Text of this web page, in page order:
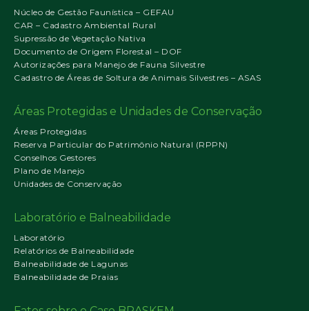
Núcleo de Gestão Faunística – GEFAU
CAR – Cadastro Ambiental Rural
Supressão de Vegetação Nativa
Documento de Origem Florestal – DOF
Autorizações para Manejo de Fauna Silvestre
Cadastro de Áreas de Soltura de Animais Silvestres – ASAS
Áreas Protegidas e Unidades de Conservação
Áreas Protegidas
Reserva Particular do Patrimônio Natural (RPPN)
Conselhos Gestores
Plano de Manejo
Unidades de Conservação
Laboratório e Balneabilidade
Laboratório
Relatórios de Balneabilidade
Balneabilidade de Lagunas
Balneabilidade de Praias